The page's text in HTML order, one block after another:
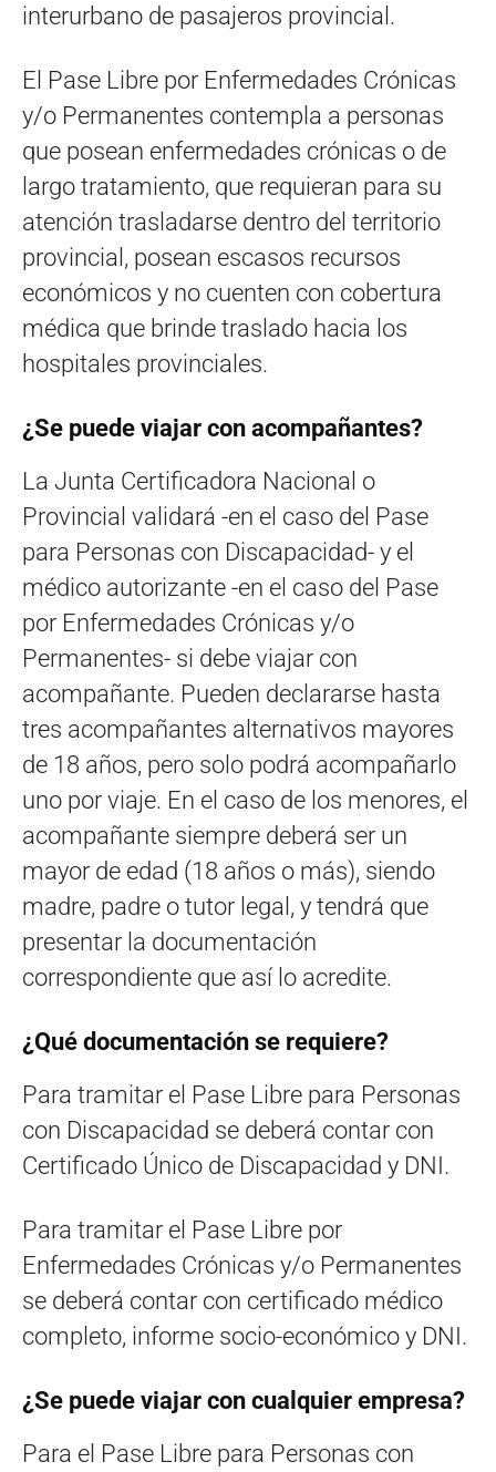
interurbano de pasajeros provincial.
El Pase Libre por Enfermedades Crónicas
y/o Permanentes contempla a personas
que posean enfermedades crónicas o de
largo tratamiento, que requieran para su
atención trasladarse dentro del territorio
provincial, posean escasos recursos
económicos y no cuenten con cobertura
médica que brinde traslado hacia los
hospitales provinciales.
¿Se puede viajar con acompañantes?
La Junta Certificadora Nacional o
Provincial validará -en el caso del Pase
para Personas con Discapacidad- y el
médico autorizante -en el caso del Pase
por Enfermedades Crónicas y/o
Permanentes- si debe viajar con
acompañante. Pueden declararse hasta
tres acompañantes alternativos mayores
de 18 años, pero solo podrá acompañarlo
uno por viaje. En el caso de los menores, el
acompañante siempre deberá ser un
mayor de edad (18 años o más), siendo
madre, padre o tutor legal, y tendrá que
presentar la documentación
correspondiente que así lo acredite.
¿Qué documentación se requiere?
Para tramitar el Pase Libre para Personas
con Discapacidad se deberá contar con
Certificado Único de Discapacidad y DNI.
Para tramitar el Pase Libre por
Enfermedades Crónicas y/o Permanentes
se deberá contar con certificado médico
completo, informe socio-económico y DNI.
¿Se puede viajar con cualquier empresa?
Para el Pase Libre para Personas con